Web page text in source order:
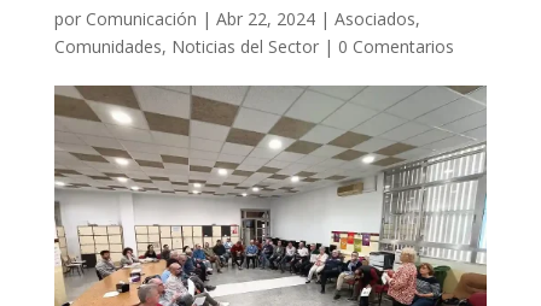
por Comunicación | Abr 22, 2024| Asociados,
Comunidades, Noticias del Sector| 0 Comentarios